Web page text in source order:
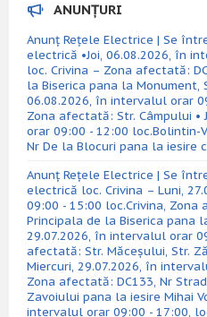
ANUNȚURI
Anunț Rețele Electrice | Se
electrică •Joi, 06.08.2026, în
loc. Crivina – Zona afectată:
la Biserica pana la Monument,
06.08.2026, în intervalul orar
Zona afectată: Str. Câmpului
orar 09:00 - 12:00 loc.Bolintin-
Nr De la Blocuri pana la iesire
Anunț Rețele Electrice | Se
electrică loc. Crivina – Luni,
09:00 - 15:00 loc.Crivina, Zona
Principala de la Biserica pana
29.07.2026, în intervalul orar
afectată: Str. Măceșului, Str.
Miercuri, 29.07.2026, în
Zona afectată: DC133, Nr
Zavoiului pana la iesire Mihai
intervalul orar 09:00 - 17:00,